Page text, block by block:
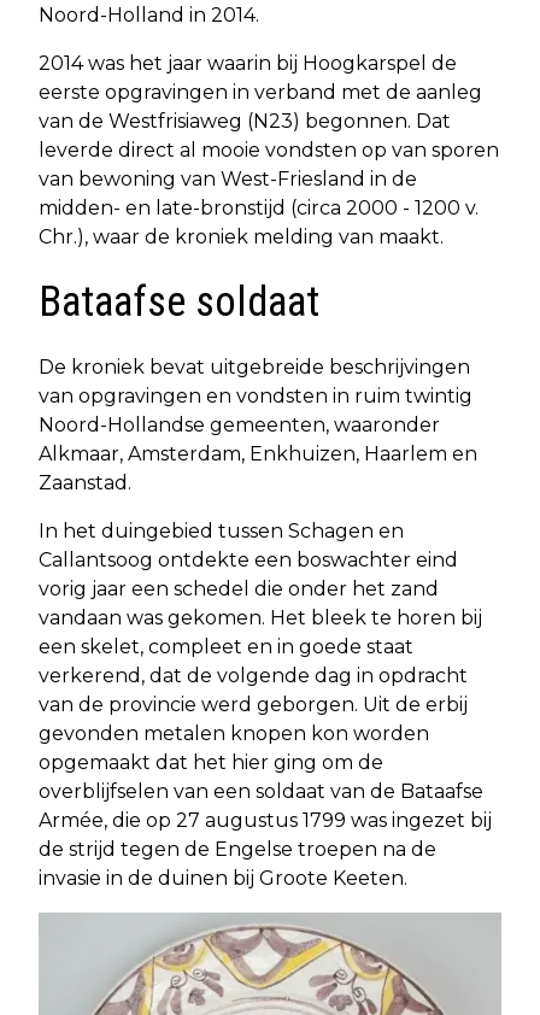
Noord-Holland in 2014.
2014 was het jaar waarin bij Hoogkarspel de
eerste opgravingen in verband met de aanleg
van de Westfrisiaweg (N23) begonnen. Dat
leverde direct al mooie vondsten op van sporen
van bewoning van West-Friesland in de
midden- en late-bronstijd (circa 2000 - 1200 v.
Chr.), waar de kroniek melding van maakt.
Bataafse soldaat
De kroniek bevat uitgebreide beschrijvingen
van opgravingen en vondsten in ruim twintig
Noord-Hollandse gemeenten, waaronder
Alkmaar, Amsterdam, Enkhuizen, Haarlem en
Zaanstad.
In het duingebied tussen Schagen en
Callantsoog ontdekte een boswachter eind
vorig jaar een schedel die onder het zand
vandaan was gekomen. Het bleek te horen bij
een skelet, compleet en in goede staat
verkerend, dat de volgende dag in opdracht
van de provincie werd geborgen. Uit de erbij
gevonden metalen knopen kon worden
opgemaakt dat het hier ging om de
overblijfselen van een soldaat van de Bataafse
Armée, die op 27 augustus 1799 was ingezet bij
de strijd tegen de Engelse troepen na de
invasie in de duinen bij Groote Keeten.